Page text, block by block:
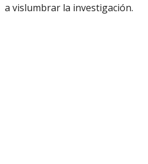
a vislumbrar la investigación.